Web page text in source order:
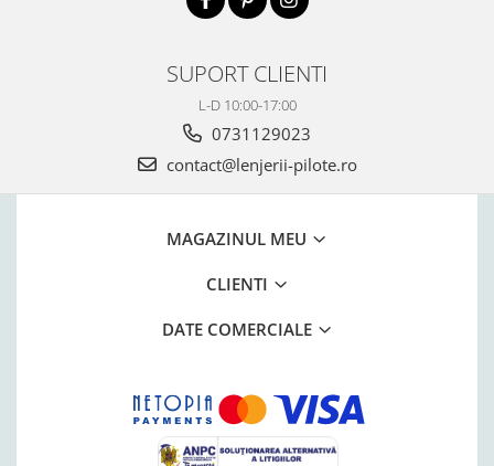
SUPORT CLIENTI
L-D 10:00-17:00
0731129023
contact@lenjerii-pilote.ro
MAGAZINUL MEU
CLIENTI
DATE COMERCIALE